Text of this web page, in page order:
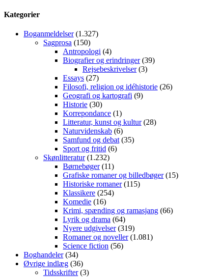
Kategorier
Boganmeldelser(1.327)
Sagprosa (150)
Antropologi (4)
Biografier og erindringer(39)
Rejsebeskrivelser(3)
Essays (27)
Filosofi, religion og idéhistorie (26)
Geografi og kartografi (9)
Historie (30)
Korrepondance (1)
Litteratur, kunst og kultur(28)
Naturvidenskab (6)
Samfund og debat (35)
Sport og fritid (6)
Skønlitteratur(1.232)
Børnebøger(11)
Grafiske romaner og billedbøger(15)
Historiske romaner(115)
Klassikere (254)
Komedie (16)
Krimi, spænding og ramasjang (66)
Lyrik og drama (64)
Nyere udgivelser(319)
Romaner og noveller(1.081)
Science fiction (56)
Boghandeler(34)
Øvrige indlæg (36)
Tidsskrifter(3)